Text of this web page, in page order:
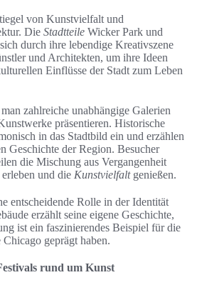
von Kunstvielfalt und
Die Stadtteile Wicker Park und
durch ihre lebendige Kreativszene
und Architekten, um ihre Ideen
Einflüsse der Stadt zum Leben
zahlreiche unabhängige Galerien
präsentieren. Historische
in das Stadtbild ein und erzählen
Geschichte der Region. Besucher
die Mischung aus Vergangenheit
und die Kunstvielfaltgenießen.
entscheidende Rolle in der Identität
erzählt seine eigene Geschichte,
ist ein faszinierendes Beispiel für die
Chicago geprägt haben.
rund um Kunst